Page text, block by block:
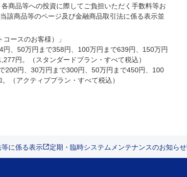
商品等への投資に際してご負担いただく手数料等お
該商品等のページ及び金融商品取引法に係る表示並
ースのお客様）」
、50万円まで358円、100万円まで639円、150万円
円。（スタンダードプラン・すべて税込）
200円、30万円まで300円、50万円まで450円、100
（アクティブプラン・すべて税込）
に係る表示 定期・臨時システムメンテナンスのお知らせ